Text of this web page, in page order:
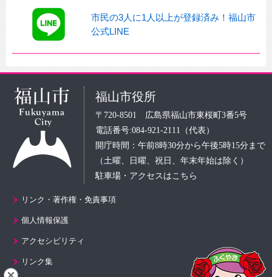
市民の3人に1人以上が登録済み！福山市
公式LINE
福山市役所
〒720-8501 広島県福山市東桜町3番5号
電話番号:084-921-2111（代表）
開庁時間：午前8時30分から午後5時15分まで
（土曜、日曜、祝日、年末年始は除く）
駐車場・アクセスはこちら
リンク・著作権・免責事項
個人情報保護
アクセシビリティ
リンク集